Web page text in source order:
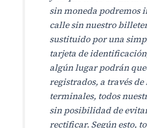
sin moneda podremos
calle sin nuestro
sustituido por una
tarjeta de
algún lugar podrán
registrados, a través de
terminales, todos
sin posibilidad de
rectificar. Según esto,